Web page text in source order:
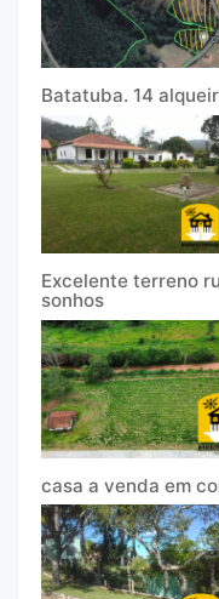
Batatuba. 14
Excelente terreno
sonhos
casa a venda em